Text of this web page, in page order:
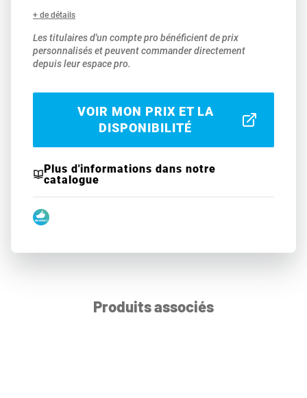
+ de détails
Les titulaires d'un compte pro bénéficient de prix
personnalisés et peuvent commander directement
depuis leur espace pro.
VOIR MON PRIX ET LA
DISPONIBILITÉ
Plus d'informations dans notre
catalogue
Produits associés